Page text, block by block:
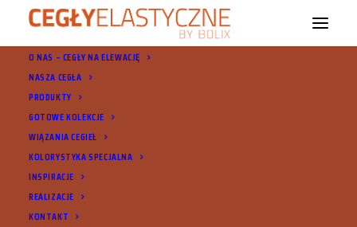
O NAS – CEGŁY NA ELEWACJĘ
NASZA CEGŁA
PRODUKTY
GOTOWE KOLEKCJE
WIĄZANIA CEGIEŁ
KOLORYSTYKA SPECJALNA
INSPIRACJE
REALIZACJE
KONTAKT
© 2021 Cegły Elastyczne Bolix. Wszystkie prawa zastrzeżone |